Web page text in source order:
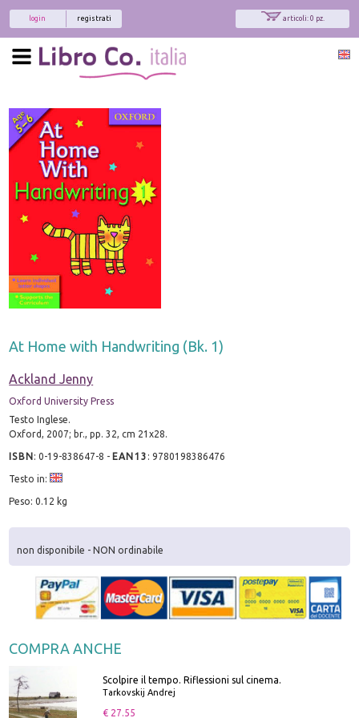
articoli: 0 pz.
registrati
login
At Home with Handwriting (Bk. 1)
Ackland Jenny
Oxford University Press
Testo Inglese.
Oxford, 2007; br., pp. 32, cm 21x28.
ISBN:0-19-838647-8 - EAN13 :9780198386476
Testo in:
Peso: 0.12 kg
non disponibile - NON ordinabile
COMPRA ANCHE
Scolpire il tempo. Riflessioni sul cinema.
Tarkovskij Andrej
€ 27.55